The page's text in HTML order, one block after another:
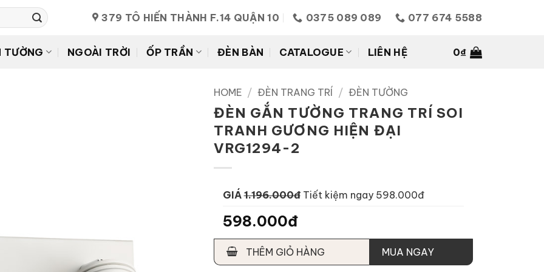
379 TÔ HIẾN THÀNH F.14 QUẬN 10 0375 089 089 077 674 5588
TƯỜNG NGOÀI TRỜI ỐP TRẦN ĐÈN BÀN CATALOGUE LIÊN HỆ 0₫
HOME / ĐÈN TRANG TRÍ / ĐÈN TƯỜNG
ĐÈN GẮN TƯỜNG TRANG TRÍ SOI
TRANH GƯƠNG HIỆN ĐẠI
VRG1294-2
GIÁ1.196.000đ Tiết kiệm ngay 598.000đ
598.000đ
THÊM GIỎ HÀNG MUA NGAY